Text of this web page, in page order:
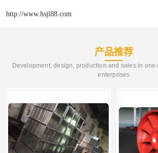
http://www.hsjl88.com
产品推荐
Development, design, production and sales in one
enterprises